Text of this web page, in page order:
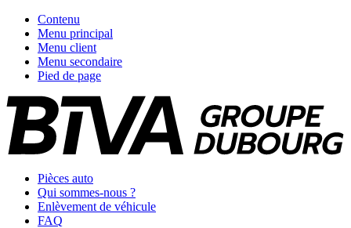
Contenu
Menu principal
Menu client
Menu secondaire
Pied de page
Pièces auto
Qui sommes-nous ?
Enlèvement de véhicule
FAQ